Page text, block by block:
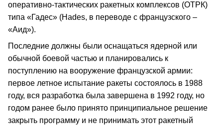
оперативно-тактических ракетных комплексов (ОТРК)
типа «Гадес» (Hades, в переводе с французского –
«Аид»).
Последние должны были оснащаться ядерной или
обычной боевой частью и планировались к
поступлению на вооружение французской армии:
первое летное испытание ракеты состоялось в 1988
году, вся разработка была завершена в 1992 году, но
годом ранее было принято принципиальное решение
закрыть программу и не принимать этот ракетный